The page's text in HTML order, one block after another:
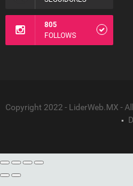
805
FOLLOWS
Copyright 2022 - LiderWeb.MX -